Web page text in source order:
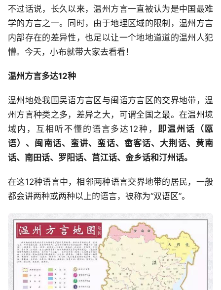
不过话说，长久以来，温州方言一直被认为是中国最难
学的方言之一。同时，由于地理区域的限制，温州方言
内部存在的差异性，也足以让一个地地道道的温州人犯
懵。今天，小布就带大家去看看！
温州方言多达12种
温州地处我国吴语方言区与闽语方言区的交界地带，温
州方言种类之多，差异之大，可谓全国之最。在温州境
域内，互相听不懂的语言多达12种， 即温州话（瓯
语）、闽南话、蛮讲、蛮话、畲客话、大荆话、黄南
话、南田话、罗阳话、莒江话、金乡话和汀州话。
在这12种语言中，相邻两种语言交界地带的居民，一般
都会讲两种或两种以上的语言，被称为“双语区”。